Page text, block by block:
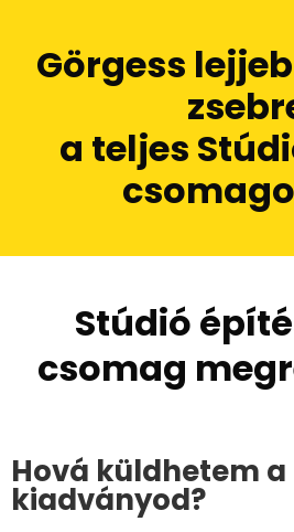
Görgess
a teljes
Stúdió
csomag
Hová küldhetem a
kiadványod?